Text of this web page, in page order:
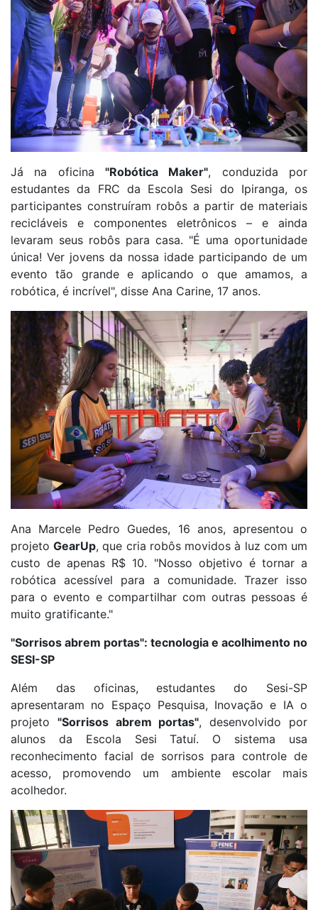
Já na oficina "Robótica Maker", conduzida por
estudantes da FRC da Escola Sesi do Ipiranga, os
participantes construíram robôs a partir de materiais
recicláveis e componentes eletrônicos – e ainda
levaram seus robôs para casa. "É uma oportunidade
única! Ver jovens da nossa idade participando de um
evento tão grande e aplicando o que amamos, a
robótica, é incrível", disse Ana Carine, 17 anos.
Ana Marcele Pedro Guedes, 16 anos, apresentou o
projetoGearUp, que cria robôs movidos à luz com um
custo de apenas R$ 10. "Nosso objetivo é tornar a
robótica acessível para a comunidade. Trazer isso
para o evento e compartilhar com outras pessoas é
muito gratificante."
"Sorrisos abrem portas": tecnologia e acolhimento no
SESI-SP
Além das oficinas, estudantes do Sesi-SP
apresentaram no Espaço Pesquisa, Inovação e IA o
projeto "Sorrisos abrem portas", desenvolvido por
alunos da Escola Sesi Tatuí. O sistema usa
reconhecimento facial de sorrisos para controle de
acesso, promovendo um ambiente escolar mais
acolhedor.